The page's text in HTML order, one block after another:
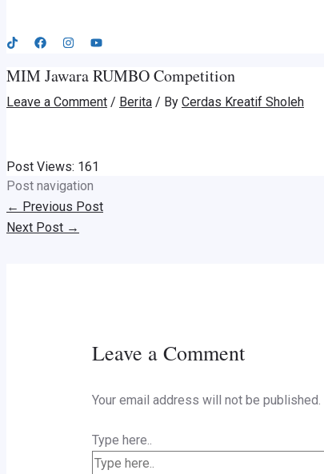
MIM Jawara RUMBO Competition
Leave a Comment / Berita / By Cerdas Kreatif Sholeh
Post Views: 161
Post navigation
← Previous Post
Next Post →
Leave a Comment
Your email address will not be published.
Type here..